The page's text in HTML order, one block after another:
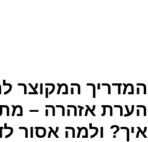
המדריך המקוצר
הערת אזהרה –
איך? ולמה אסור